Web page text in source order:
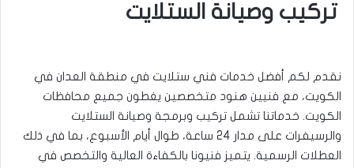
تركيب وصيانة الستلايت
نقدم لكم أفضل خدمات فني ستلايت في منطقة العدان في
الكويت، مع فنيين هنود متخصصين يغطون جميع محافظات
الكويت. خدماتنا تشمل تركيب وبرمجة وصيانة الستلايت
والرسيفرات على مدار 24 ساعة، طوال أيام الأسبوع، بما في ذلك
العطلات الرسمية. يتميز فنيونا بالكفاءة العالية والتخصص في